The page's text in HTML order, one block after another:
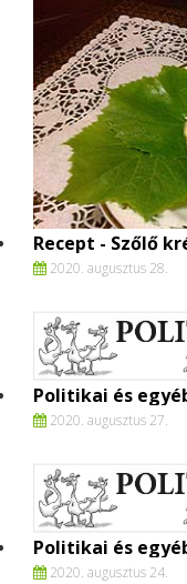
Recept - Szőlő
2020. augusztus 28.
Politikai és
2020. augusztus 27.
Politikai és
2020. augusztus 24.